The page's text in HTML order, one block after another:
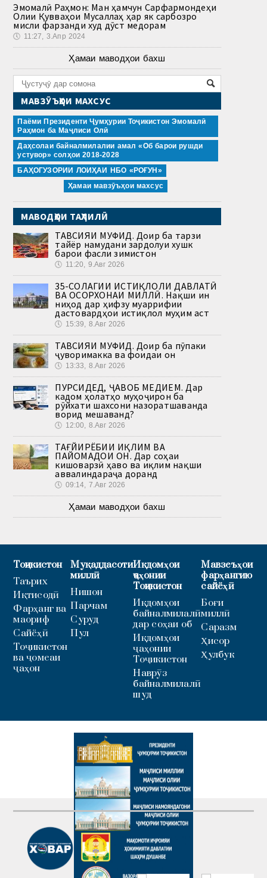
Эмомалӣ Раҳмон: Ман ҳамчун Сарфармондеҳи
Олии Қувваҳои Мусаллаҳ ҳар як сарбозро
мисли фарзанди худ дӯст медорам
🕔 11:27, 3.Апр 2024
Ҳамаи маводҳои бахш
МАВЗӮЪҲОИ МАХСУС
Паёми Президенти Ҷумҳурии Тоҷикистон Эмомалӣ
Раҳмон ба Маҷлиси Олӣ
Даҳсолаи байналмилалии амал «Об барои рушди
устувор» солҳои 2018-2028
БАҲОГУЗОРИИ ЛОИҲАИ НБО «РОҒУН»
Ҳамаи мавзӯъҳои махсус
МАВОДҲОИ ТАҲЛИЛӢ
ТАВСИЯИ МУФИД. Доир ба тарзи
тайёр намудани зардолуи хушк
барои фасли зимистон
🕔 11:20, 9.Авг 2026
35-СОЛАГИИ ИСТИҚЛОЛИ ДАВЛАТӢ
ВА ОСОРХОНАИ МИЛЛӢ. Нақши ин
ниҳод дар ҳифзу муаррифии
дастовардҳои истиқлол муҳим аст
🕔 15:39, 8.Авг 2026
ТАВСИЯИ МУФИД. Доир ба пӯпаки
ҷуворимакка ва фоидаи он
🕔 13:33, 8.Авг 2026
ПУРСИДЕД, ҶАВОБ МЕДИҲЕМ. Дар
кадом ҳолатҳо муҳоҷирон ба
рӯйхати шахсони назоратшаванда
ворид мешаванд?
🕔 12:00, 8.Авг 2026
ТАҒЙИРЁБИИ ИҚЛИМ ВА
ПАЙОМАДҲОИ ОН. Дар соҳаи
кишоварзӣ ҳаво ва иқлим нақши
аввалиндараҷа доранд
🕔 09:14, 7.Авг 2026
Ҳамаи маводҳои бахш
Тоҷикистон
Таърих
Иқтисодӣ
Фарҳанг ва
маориф
Сайёҳӣ
Тоҷикистон
ва ҷомеаи
ҷаҳон
Муқаддасоти
миллӣ
Нишон
Парчам
Суруд
Пул
Иқдомҳои
ҷаҳонии
Тоҷикистон
Иқдомҳои
байналмилалӣ
дар соҳаи об
Иқдомҳои
ҷаҳонии
Тоҷикистон
Наврӯз
байналмилалӣ
шуд
Мавзеъҳои
фарҳангию
сайёҳӣ
Боғи
миллӣ
Саразм
Ҳисор
Ҳулбук